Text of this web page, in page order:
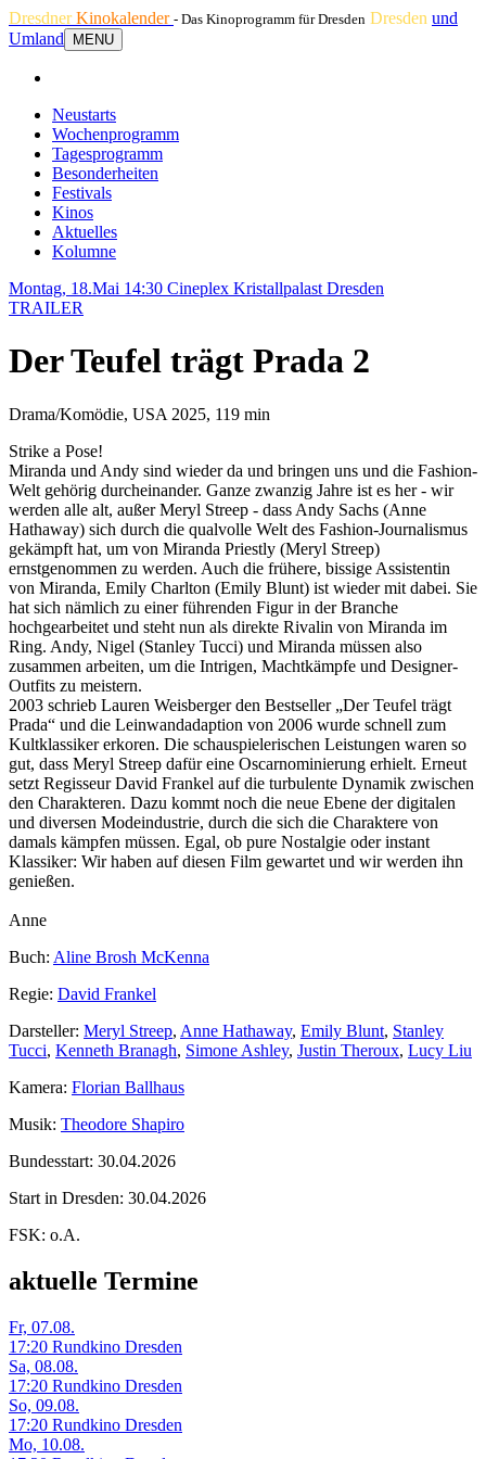
DresdnerKinokalender - Das Kinoprogramm für Dresden Dresden und
Umland
MENU
Neustarts
Wochenprogramm
Tagesprogramm
Besonderheiten
Festivals
Kinos
Aktuelles
Kolumne
Montag, 18.Mai 14:30 Cineplex Kristallpalast Dresden
TRAILER
Der Teufel trägt Prada 2
Drama/Komödie, USA 2025, 119 min
Strike a Pose!
Miranda und Andy sind wieder da und bringen uns und die Fashion-
Welt gehörig durcheinander. Ganze zwanzig Jahre ist es her - wir
werden alle alt, außer Meryl Streep - dass Andy Sachs (Anne
Hathaway) sich durch die qualvolle Welt des Fashion-Journalismus
gekämpft hat, um von Miranda Priestly (Meryl Streep)
ernstgenommen zu werden. Auch die frühere, bissige Assistentin
von Miranda, Emily Charlton (Emily Blunt) ist wieder mit dabei. Sie
hat sich nämlich zu einer führenden Figur in der Branche
hochgearbeitet und steht nun als direkte Rivalin von Miranda im
Ring. Andy, Nigel (Stanley Tucci) und Miranda müssen also
zusammen arbeiten, um die Intrigen, Machtkämpfe und Designer-
Outfits zu meistern.
2003 schrieb Lauren Weisberger den Bestseller „Der Teufel trägt
Prada“ und die Leinwandadaption von 2006 wurde schnell zum
Kultklassiker erkoren. Die schauspielerischen Leistungen waren so
gut, dass Meryl Streep dafür eine Oscarnominierung erhielt. Erneut
setzt Regisseur David Frankel auf die turbulente Dynamik zwischen
den Charakteren. Dazu kommt noch die neue Ebene der digitalen
und diversen Modeindustrie, durch die sich die Charaktere von
damals kämpfen müssen. Egal, ob pure Nostalgie oder instant
Klassiker: Wir haben auf diesen Film gewartet und wir werden ihn
genießen.
Anne
Buch: Aline Brosh McKenna
Regie: David Frankel
Darsteller: Meryl Streep, Anne Hathaway, Emily Blunt, Stanley
Tucci, Kenneth Branagh, Simone Ashley, Justin Theroux, Lucy Liu
Kamera: Florian Ballhaus
Musik: Theodore Shapiro
Bundesstart: 30.04.2026
Start in Dresden: 30.04.2026
FSK: o.A.
aktuelle Termine
Fr, 07.08.
17:20 Rundkino Dresden
Sa, 08.08.
17:20 Rundkino Dresden
So, 09.08.
17:20 Rundkino Dresden
Mo, 10.08.